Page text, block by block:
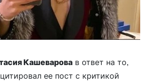
Кашеварова в ответ на то,
ее пост с критикой